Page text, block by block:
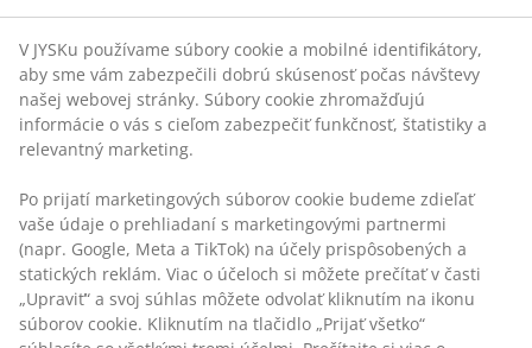
Paplón z umelého vlákna 135x200 cm s ľahkou,
vzdušnou výplňou zo silikonizovaného ​​špirálovitého
dutého vlákna (100 % recyklovaného), 470 g. Mäkký
poťah zo 100 % polyesterového mikrovlákna (100 %
recyklovaného). Prať pri teplote 40 °C.
SKU: 4157850
Súbory cookie zhromažďujú informácie o vás s cieľom
zabezpečiť funkčnosť, štatistiky a relevantný marketing.
Po prijatí marketingových súborov cookie budeme
zdieľať vaše údaje o prehliadaní s marketingovými
partnermi (napr. Google, Meta a TikTok) na účely
môžete prečítať v časti „Upraviť“ a svoj súhlas môžete
odvolať kliknutím na ikonu súborov cookie. Kliknutím
na tlačidlo „Prijať všetko“ súhlasíte so všetkými tromi
účelmi. Prečítajte si viac o našomzhromažďovaní a
spracovaní osobných údajova o našich zásadách
používania súborov cookie.